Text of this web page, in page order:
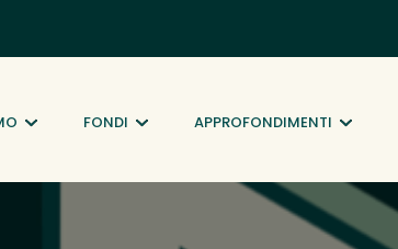
FONDI APPROFONDIMENTI